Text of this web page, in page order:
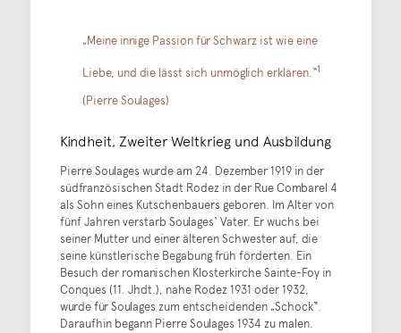
„Meine innige Passion für Schwarz ist wie eine
Liebe, und die lässt sich unmöglich erklären.“1
(Pierre Soulages)
Kindheit, Zweiter Weltkrieg und Ausbildung
Pierre Soulages wurde am 24. Dezember 1919 in der
südfranzösischen Stadt Rodez in der Rue Combarel 4
als Sohn eines Kutschenbauers geboren. Im Alter von
fünf Jahren verstarb Soulages‘ Vater. Er wuchs bei
seiner Mutter und einer älteren Schwester auf, die
seine künstlerische Begabung früh förderten. Ein
Besuch der romanischen Klosterkirche Sainte-Foy in
Conques (11. Jhdt.), nahe Rodez 1931 oder 1932,
wurde für Soulages zum entscheidenden „Schock“.
Daraufhin begann Pierre Soulages 1934 zu malen.